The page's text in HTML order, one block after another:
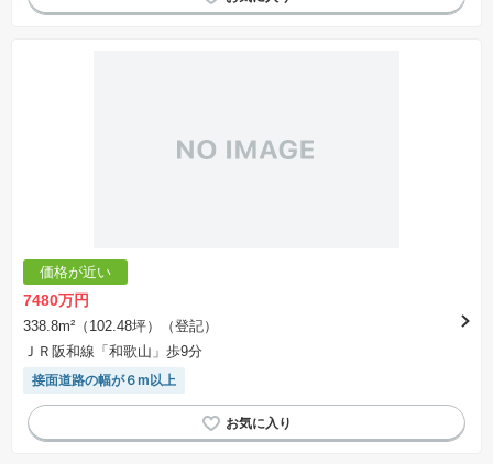
価格が近い
7480万円
338.8m²（102.48坪）（登記）
ＪＲ阪和線「和歌山」歩9分
接面道路の幅が６m以上